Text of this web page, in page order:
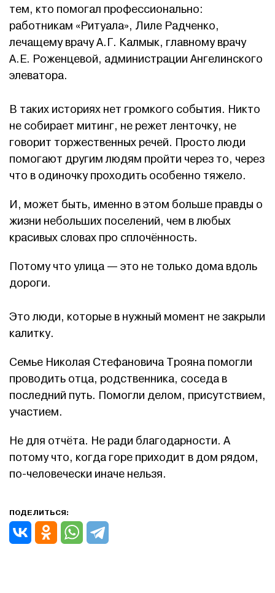
тем, кто помогал профессионально:
работникам «Ритуала», Лиле Радченко,
лечащему врачу А.Г. Калмык, главному врачу
А.Е. Роженцевой, администрации Ангелинского
элеватора.
В таких историях нет громкого события. Никто
не собирает митинг, не режет ленточку, не
говорит торжественных речей. Просто люди
помогают другим людям пройти через то, через
что в одиночку проходить особенно тяжело.
И, может быть, именно в этом больше правды о
жизни небольших поселений, чем в любых
красивых словах про сплочённость.
Потому что улица — это не только дома вдоль
дороги.
Это люди, которые в нужный момент не закрыли
калитку.
Семье Николая Стефановича Трояна помогли
проводить отца, родственника, соседа в
последний путь. Помогли делом, присутствием,
участием.
Не для отчёта. Не ради благодарности. А
потому что, когда горе приходит в дом рядом,
по-человечески иначе нельзя.
ПОДЕЛИТЬСЯ: